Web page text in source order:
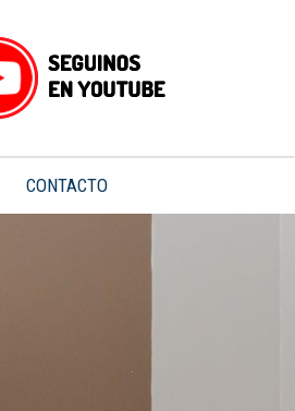
CONTACTO